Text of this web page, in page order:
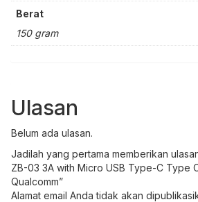
Berat
150 gram
Ulasan
Belum ada ulasan.
Jadilah yang pertama memberikan
ZB-03 3A with Micro USB Type-C Type
Qualcomm”
Alamat email Anda tidak akan